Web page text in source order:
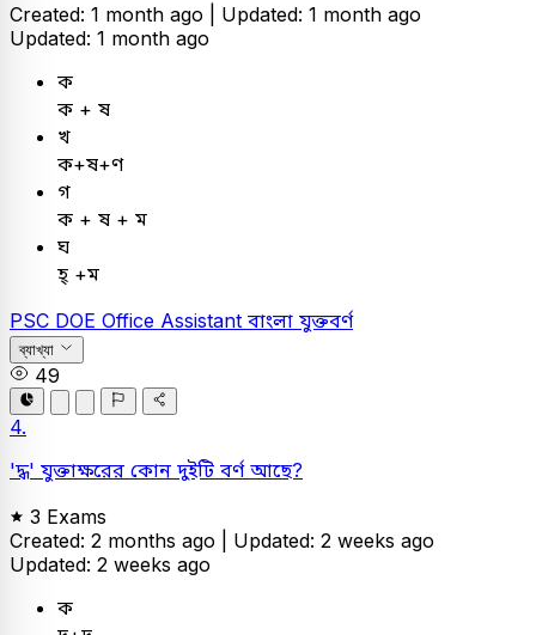
Created: 1 month ago | Updated: 1 month ago
Updated: 1 month ago
ক
ক + ষ
খ
ক+ষ+ণ
গ
ক + ষ + ম
ঘ
হ্‌ +ম
PSC DOE Office Assistant বাংলা যুক্তবর্ণ
ব্যাখ্যা
49
4.
'দ্ধ' যুক্তাক্ষরের কোন দুইটি বর্ণ আছে?
3 Exams
Created: 2 months ago | Updated: 2 weeks ago
Updated: 2 weeks ago
ক